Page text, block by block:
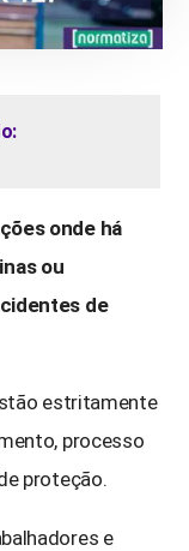
onde há
ou
de
estritamente
processo
proteção.
e